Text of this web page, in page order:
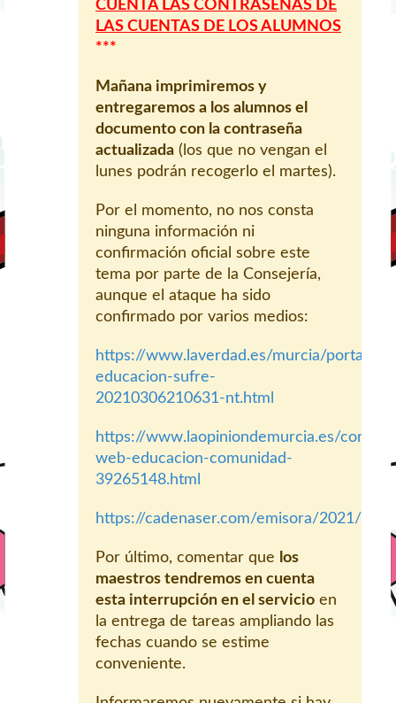
CUENTA LAS CONTRASEÑAS DE
LAS CUENTAS DE LOS ALUMNOS
***
Mañana imprimiremos y
entregaremos a los alumnos el
documento con la contraseña
actualizada (los que no vengan el
lunes podrán recogerlo el martes).
Por el momento, no nos consta
ninguna información ni
confirmación oficial sobre este
tema por parte de la Consejería,
aunque el ataque ha sido
confirmado por varios medios:
https://www.laverdad.es/murcia/portal-
educacion-sufre-
20210306210631-nt.html
https://www.laopiniondemurcia.es/
web-educacion-comunidad-
39265148.html
https://cadenaser.com/emisora/2021/03/
Por último, comentar que los
maestros tendremos en cuenta
esta interrupción en el servicio en
la entrega de tareas ampliando las
fechas cuando se estime
conveniente.